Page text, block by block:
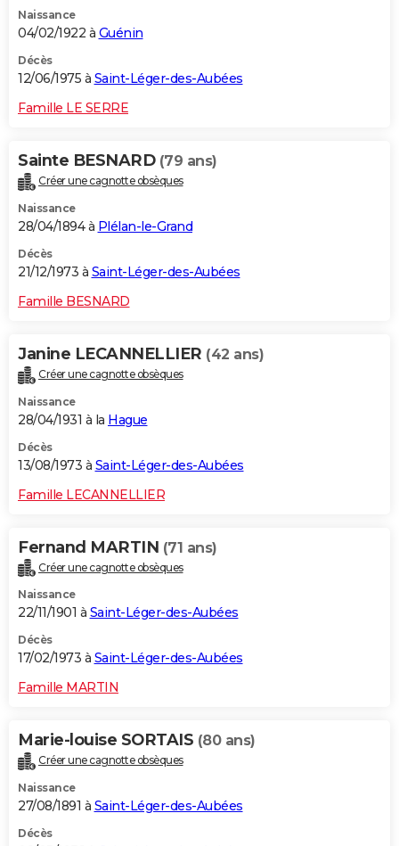
Naissance
04/02/1922 à Guénin
Décès
12/06/1975 à Saint-Léger-des-Aubées
Famille LE SERRE
Sainte BESNARD (79 ans)
Créer une cagnotte obsèques
Naissance
28/04/1894 à Plélan-le-Grand
Décès
21/12/1973 à Saint-Léger-des-Aubées
Famille BESNARD
Janine LECANNELLIER (42 ans)
Créer une cagnotte obsèques
Naissance
28/04/1931 à la Hague
Décès
13/08/1973 à Saint-Léger-des-Aubées
Famille LECANNELLIER
Fernand MARTIN (71 ans)
Créer une cagnotte obsèques
Naissance
22/11/1901 à Saint-Léger-des-Aubées
Décès
17/02/1973 à Saint-Léger-des-Aubées
Famille MARTIN
Marie-louise SORTAIS (80 ans)
Créer une cagnotte obsèques
Naissance
27/08/1891 à Saint-Léger-des-Aubées
Décès